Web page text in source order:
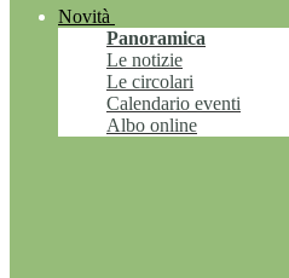
Novità
Panoramica
Le notizie
Le circolari
Calendario eventi
Albo online